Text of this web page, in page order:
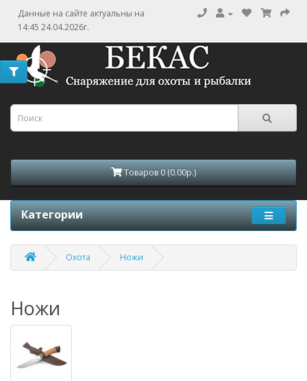
Данные на сайте актуальны на
14:45 24.04.2026г.
Товаров 0 (0.00р.)
Категории
Охота Ножи
Ножи